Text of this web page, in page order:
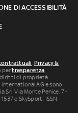
DI ACCESSIBILITÀ
, Privacy &
pertrasparenza
diritti di proprietà
AG e sono
Srl Via Monte Penice, 7 -
e SkySport: ISSN